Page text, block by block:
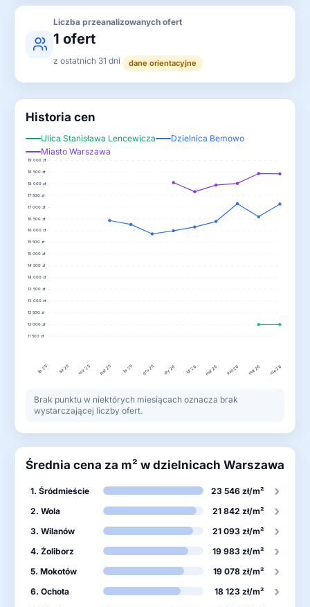
Liczba przeanalizowanych ofert
1 ofert
z ostatnich 31 dni dane orientacyjne
Historia cen
Ulica Stanisława Lencewicza
Dzielnica Bemowo
Miasto Warszawa
11 500 zł
12 000 zł
12 500 zł
13 000 zł
13 500 zł
14 000 zł
14 500 zł
15 000 zł
15 500 zł
16 000 zł
16 500 zł
17 000 zł
17 500 zł
18 000 zł
18 500 zł
19 000 zł
lip 25 sie 25 wrz 25 paź 25 lis 25 gru 25 sty 26 lut 26 mar 26 kwi 26 maj 26 cze 26
Brak punktu w niektórych miesiącach oznacza brak
wystarczającej liczby ofert.
Średnia cena za m² w dzielnicach Warszawa
1. Śródmieście 23 546 zł/m² ›
2. Wola 21 842 zł/m² ›
3. Wilanów 21 093 zł/m² ›
4. Żoliborz 19 983 zł/m² ›
5. Mokotów 19 078 zł/m² ›
6. Ochota 18 123 zł/m² ›